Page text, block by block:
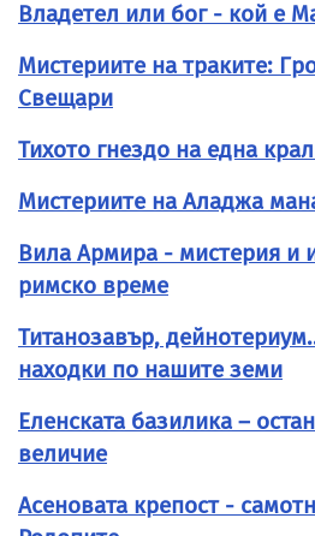
Владетел или бог - кой е
Мистериите на траките:
Свещари
Тихото гнездо на една
Мистериите на Аладжа
Вила Армира - мистерия и
римско време
Титанозавър,
находки по нашите земи
Еленската базилика –
величие
Асеновата крепост -